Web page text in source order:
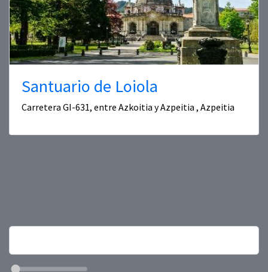
Santuario de Loiola
Carretera GI-631, entre Azkoitia y Azpeitia , Azpeitia